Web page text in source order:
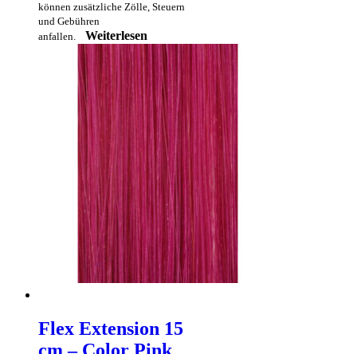
können zusätzliche Zölle, Steuern
und Gebühren
anfallen.
Weiterlesen
Flex Extension 15